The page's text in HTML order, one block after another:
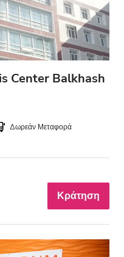
Center Balkhash
Δωρεάν Μεταφορά
Κράτηση